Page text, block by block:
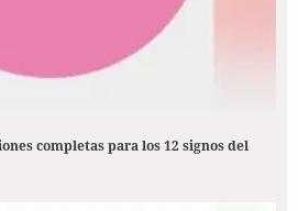
completas para los 12 signos del